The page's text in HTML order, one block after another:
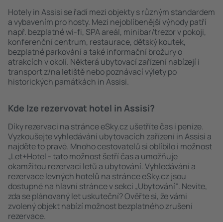
Hotely in Assisi se řadí mezi objekty s různým standardem
a vybavením pro hosty. Mezi nejoblíbenější výhody patří
např. bezplatné wi-fi, SPA areál, minibar/trezor v pokoji,
konferenční centrum, restaurace, dětský koutek,
bezplatné parkování a také informační brožury o
atrakcích v okolí. Některá ubytovací zařízení nabízejí i
transport z/na letiště nebo poznávací výlety po
historických památkách in Assisi.
Kde lze rezervovat hotel in Assisi?
Díky rezervaci na stránce eSky.cz ušetříte čas i peníze.
Vyzkoušejte vyhledávání ubytovacích zařízení in Assisi a
najděte to pravé. Mnoho cestovatelů si oblíbilo i možnost
„Let+Hotel - tato možnost šetří čas a umožňuje
okamžitou rezervaci letů a ubytování. Vyhledávání a
rezervace levných hotelů na stránce eSky.cz jsou
dostupné na hlavní stránce v sekci „Ubytování“. Nevíte,
zda se plánovaný let uskuteční? Ověřte si, že vámi
zvolený objekt nabízí možnost bezplatného zrušení
rezervace.